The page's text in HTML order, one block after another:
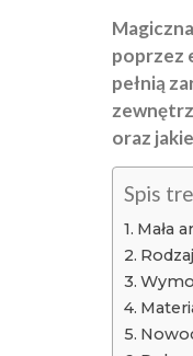
poprzez
pełnią
oraz
Spis
Mała